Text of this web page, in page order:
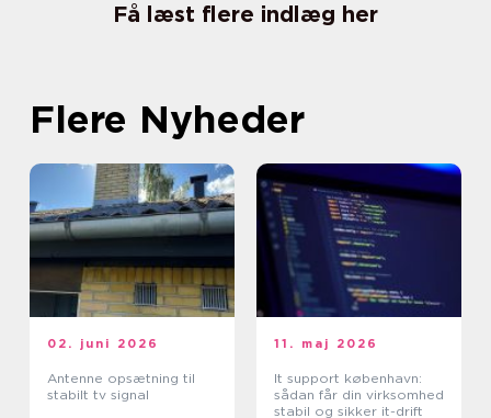
Få læst flere indlæg her
Flere Nyheder
02. juni 2026
Antenne opsætning til
stabilt tv signal
11. maj 2026
It support københavn:
sådan får din virksomhed
stabil og sikker it-drift